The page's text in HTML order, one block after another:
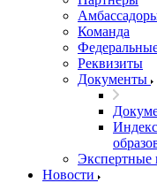
Команда
Реквизиты
Документы
Экспертные
Новости